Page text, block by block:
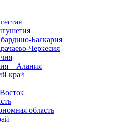
Балкария
Черкесия
– Алания
край
область